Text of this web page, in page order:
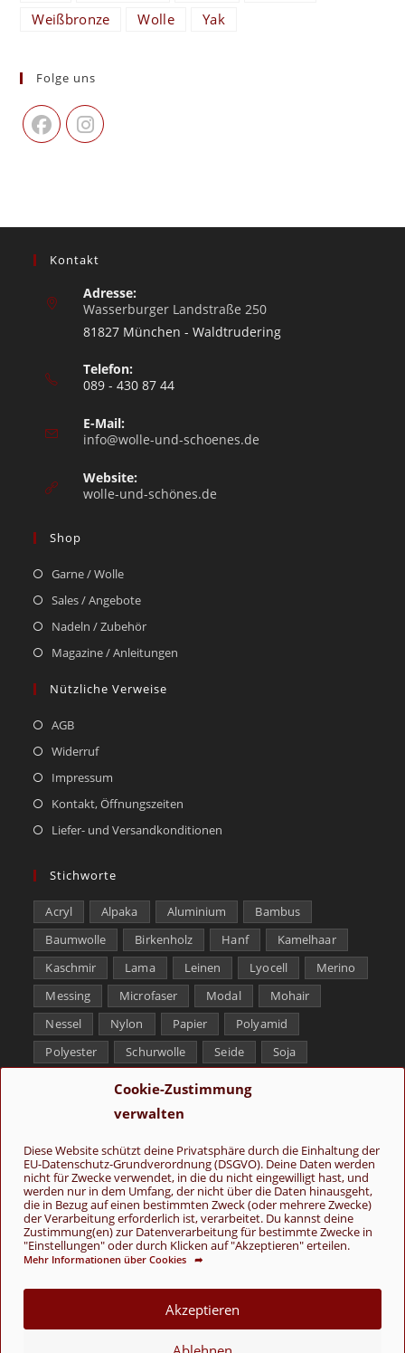
Cookie-Zustimmung
verwalten
Diese Website schützt deine Privatsphäre durch die Einhaltung der
EU-Datenschutz-Grundverordnung (DSGVO). Deine Daten werden
nicht für Zwecke verwendet, in die du nicht eingewilligt hast, und
werden nur in dem Umfang, der nicht über die Daten hinausgeht,
die in Bezug auf einen bestimmten Zweck (oder mehrere Zwecke)
der Verarbeitung erforderlich ist, verarbeitet. Du kannst deine
Zustimmung(en) zur Datenverarbeitung für bestimmte Zwecke in
"Einstellungen" oder durch Klicken auf "Akzeptieren" erteilen.
Mehr Informationen über Cookies ➦
Akzeptieren
Weißbronze
Wolle Yak
Folge uns
Kontakt
Adresse:
Wasserburger Landstraße 250
81827 München - Waldtrudering
Telefon:
089 - 430 87 44
E-Mail:
info@wolle-und-schoenes.de
Website:
wolle-und-schönes.de
Shop
Garne / Wolle
Sales / Angebote
Nadeln / Zubehör
Magazine / Anleitungen
Nützliche Verweise
AGB
Widerruf
Impressum
Kontakt, Öffnungszeiten
Liefer- und Versandkonditionen
Stichworte
Acryl Alpaka Aluminium
Bambus
Baumwolle
Birkenholz Hanf
Kamelhaar
Kaschmir
Lama Leinen Lyocell
Merino
Messing
Microfaser Modal
Mohair
Nessel
Nylon Papier
Polyamid
Polyester
Schurwolle Seide
Soja
Tencel
Yak
Folge uns
© Copyright 2026 - Wolle & Schönes